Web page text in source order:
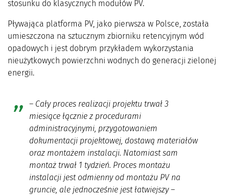
stosunku do klasycznych modułów PV.
Pływająca platforma PV, jako pierwsza w Polsce, została
umieszczona na sztucznym zbiorniku retencyjnym wód
opadowych i jest dobrym przykładem wykorzystania
nieużytkowych powierzchni wodnych do generacji zielonej
energii.
– Cały proces realizacji projektu trwał 3
miesiące łącznie z procedurami
administracyjnymi, przygotowaniem
dokumentacji projektowej, dostawą materiałów
oraz montażem instalacji. Natomiast sam
montaż trwał 1 tydzień. Proces montażu
instalacji jest odmienny od montażu PV na
gruncie, ale jednocześnie jest łatwiejszy–